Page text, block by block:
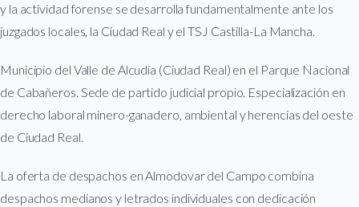
y la actividad forense se desarrolla fundamentalmente ante los
juzgados locales, la Ciudad Real y el TSJ Castilla-La Mancha.
Municipio del Valle de Alcudia (Ciudad Real) en el Parque Nacional
de Cabañeros. Sede de partido judicial propio. Especialización en
derecho laboral minero-ganadero, ambiental y herencias del oeste
de Ciudad Real.
La oferta de despachos en Almodovar del Campo combina
despachos medianos y letrados individuales con dedicación